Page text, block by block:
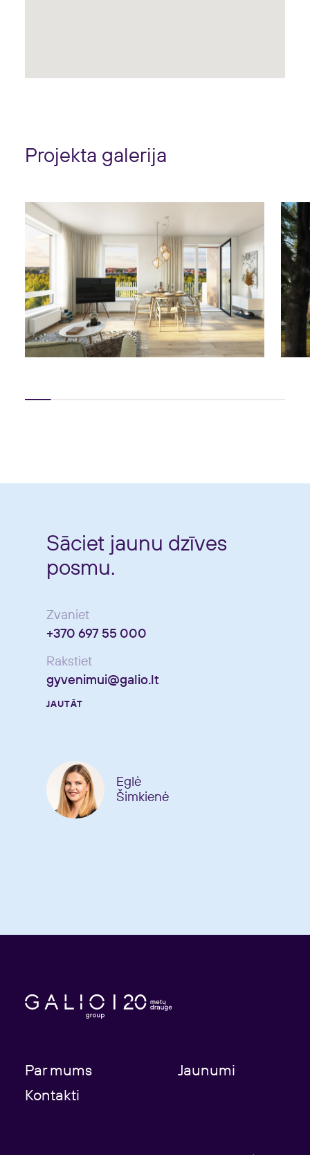
Projekta galerija
Sāciet jaunu dzīves
posmu.
Zvaniet
+370 697 55 000
Rakstiet
gyvenimui@galio.lt
JAUTĀT
Eglė
Šimkienė
Par mums
Jaunumi
Kontakti